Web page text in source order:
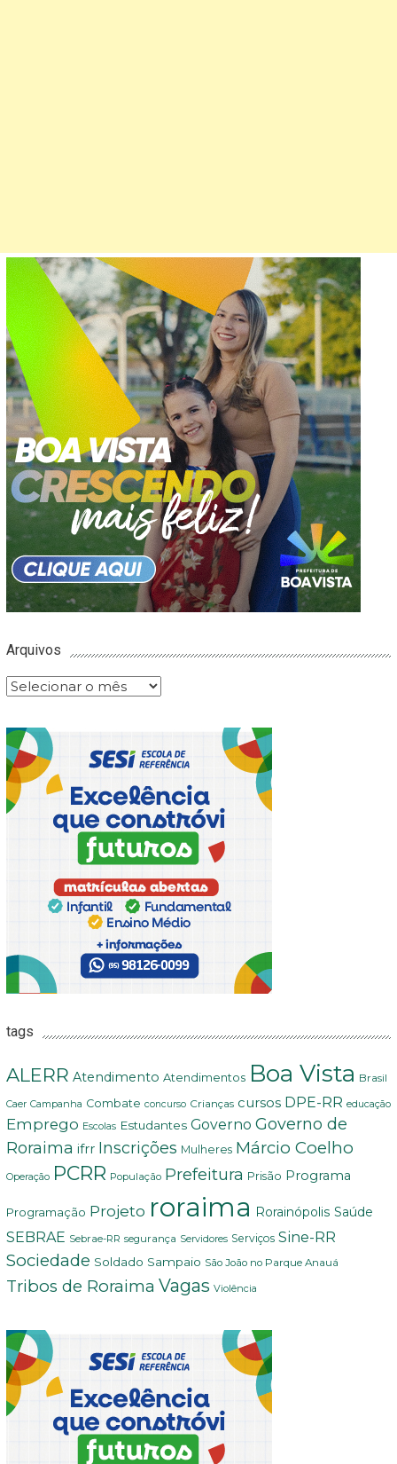
Arquivos
Arquivos
tags
ALERR Atendimento Atendimentos Boa Vista Brasil
Caer Campanha Combate concurso Crianças cursos DPE-RR educação
Emprego Escolas Estudantes Governo Governo de
Roraima ifrr Inscrições Mulheres Márcio Coelho
Operação PCRR População Prefeitura Prisão Programa
Programação Projeto roraima Rorainópolis Saúde
SEBRAE Sebrae-RR segurança Servidores Serviços Sine-RR
Sociedade Soldado Sampaio São João no Parque Anauá
Tribos de Roraima Vagas Violência